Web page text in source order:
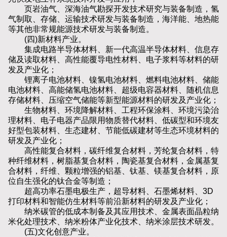
页岩油气、深海油气勘探开发技术研究与装备制造，氢
气制取、存储、运输技术研发与装备制造，海洋能、地热能
等其他非常规能源技术研发与装备制造。
(四)新材料产业。
集成电路半导体材料、新一代高温半导体材料、信息存
储及读取材料、高性能覆导电性材料、电子浆料等材料的研
发及产业化；
锂离子电池材料、镍氢电池材料、燃料电池材料、储能
电池材料、高能储氢电池材料、超级电容器材料、随机信息
存储材料、压缩空气储能等新型能源材料的研发及产业化；
生物材料、环境降解材料、工程环保涂料、环境污染治
理材料、电子电器产品限用物质替代材料、低碳型和环境友
好型包装材料、生态建材、节能低碳建材等生态环境材料的
研发及产业化；
高性能复合材料，碳纤维复合材料，芳纶复合材料，特
种纤维材料，树脂基复合材料，陶瓷基复合材料，金属基复
合材料，纤维、颗粒增强的铝基、钛基、镁基复合材料，原
位自生强化的钛合金等制造；
超高功率石墨电极生产，超导材料、石墨烯材料、3D
打印材料和智能仿生材料等前沿新材料的研发及产业化；
纳米碳管的低成本制备及其应用技术、金属表面晶粒纳
米化处理技术、纳米粉体产业化技术、纳米涂层技术研发。
(五)文化创意产业。